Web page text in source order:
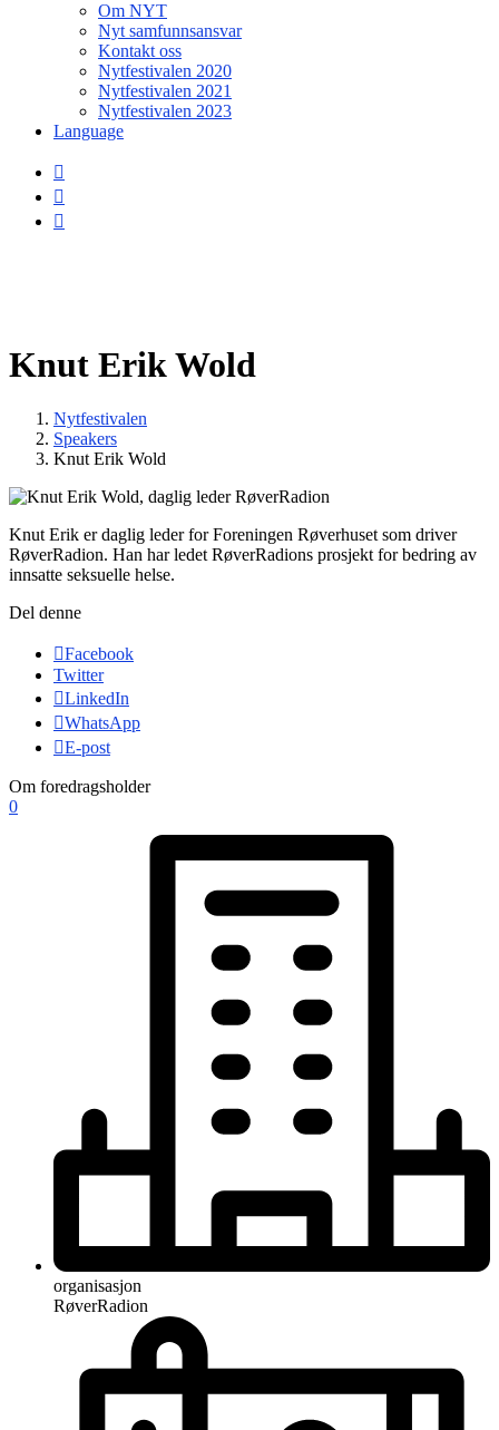
Om NYT
Nyt samfunnsansvar
Kontakt oss
Nytfestivalen 2020
Nytfestivalen 2021
Nytfestivalen 2023
Language
Knut Erik Wold
Nytfestivalen
Speakers
Knut Erik Wold
Knut Erik er daglig leder for Foreningen Røverhuset som driver
RøverRadion. Han har ledet RøverRadions prosjekt for bedring av
innsatte seksuelle helse.
Del denne
Facebook
Twitter
LinkedIn
WhatsApp
E-post
Om foredragsholder
0
organisasjon
RøverRadion